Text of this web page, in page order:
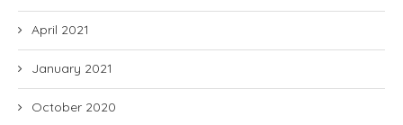
April 2021
January 2021
October 2020